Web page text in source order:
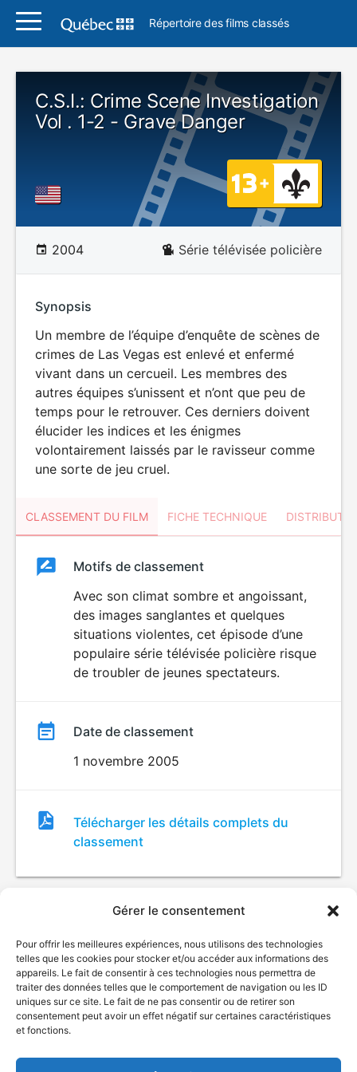
Gérer le consentement
Pour offrir les meilleures expériences, nous utilisons des technologies
telles que les cookies pour stocker et/ou accéder aux informations des
appareils. Le fait de consentir à ces technologies nous permettra de
traiter des données telles que le comportement de navigation ou les ID
uniques sur ce site. Le fait de ne pas consentir ou de retirer son
consentement peut avoir un effet négatif sur certaines caractéristiques
et fonctions.
Répertoire des films classés
C.S.I.: Crime Scene Investigation
Vol . 1-2 - Grave Danger
2004 Série télévisée policière
Synopsis
Un membre de l’équipe d’enquête de scènes de
crimes de Las Vegas est enlevé et enfermé
vivant dans un cercueil. Les membres des
autres équipes s’unissent et n’ont que peu de
temps pour le retrouver. Ces derniers doivent
élucider les indices et les énigmes
volontairement laissés par le ravisseur comme
une sorte de jeu cruel.
CLASSEMENT DU FILM FICHE TECHNIQUE
ClassementClassement
Motifs de classement
Avec son climat sombre et angoissant,
des images sanglantes et quelques
situations violentes, cet épisode d’une
populaire série télévisée policière risque
de troubler de jeunes spectateurs.
Date de classement
1 novembre 2005
Fichier
de
classement
Télécharger les détails complets du
classement
© Gouvernement du Québec, 2026
Plan du site